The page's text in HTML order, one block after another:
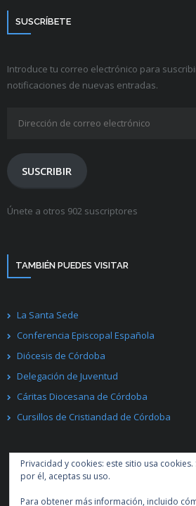
SUSCRÍBETE
Introduce tu correo electrónico para
notificaciones de nuevas entradas.
electrónico
SUSCRIBIR
Únete a otros 902 suscriptores
TAMBIÉN PUEDES VISITAR
La Santa Sede
Conferencia Episcopal Española
Diócesis de Córdoba
Delegación de Juventud
Cáritas Diocesana de Córdoba
Cursillos de Cristiandad de Córdoba
Privacidad y cookies: este sitio usa
por él, aceptas su uso.
Para obtener más información, incluido